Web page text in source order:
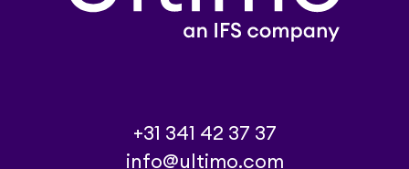
+31 341 42 37 37
info@ultimo.com